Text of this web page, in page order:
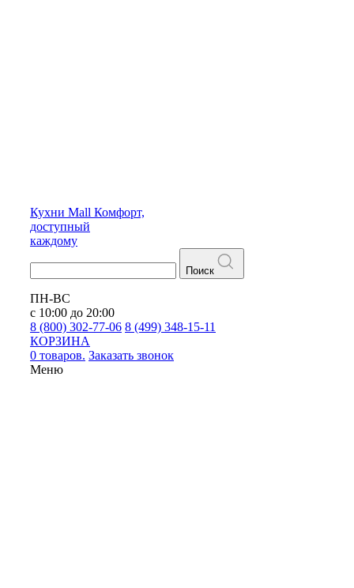
Кухни Mall Комфорт,
доступный
каждому
Поиск
ПН-ВС
с 10:00 до 20:00
8 (800) 302-77-06 8 (499) 348-15-11
КОРЗИНА
0 товаров. Заказать звонок
Меню